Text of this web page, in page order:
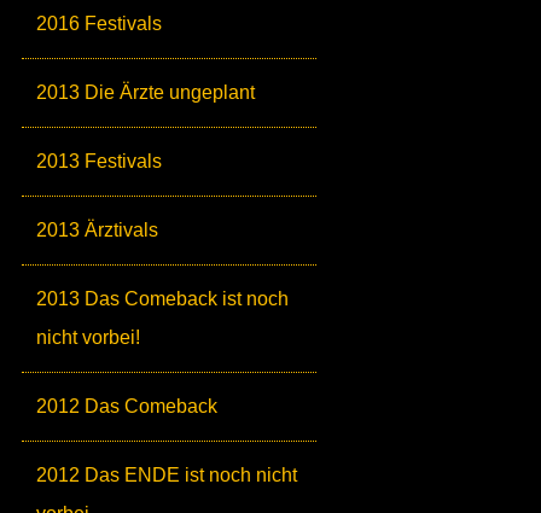
2016 Festivals
2013 Die Ärzte ungeplant
2013 Festivals
2013 Ärztivals
2013 Das Comeback ist noch
nicht vorbei!
2012 Das Comeback
2012 Das ENDE ist noch nicht